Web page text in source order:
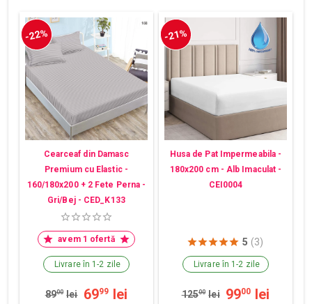
-22%
Cearceaf din Damasc
Premium cu Elastic -
160/180x200 + 2 Fete Perna -
Gri/Bej - CED_K133
avem 1 ofertă
Livrare în 1-2 zile
8900 lei 6999 lei
-21%
Husa de Pat Impermeabila -
180x200 cm - Alb Imaculat -
CEI0004
5 (3)
Livrare în 1-2 zile
12500 lei 9900 lei